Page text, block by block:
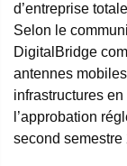
d’entreprise
Selon le
DigitalBridge
antennes
infrastructures
l’approbation
second semestre